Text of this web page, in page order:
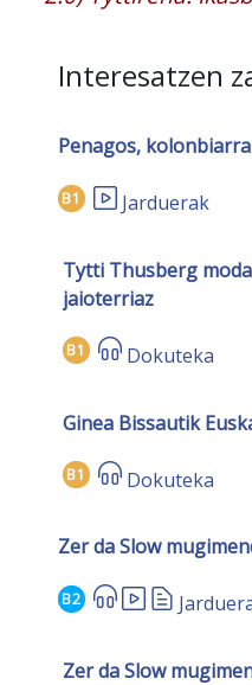
Interesatzen
Penagos,
B1 Jarduerak
Tytti Thusberg
jaioterriaz
B1 Dokuteka
Ginea Bissautik
B1 Dokuteka
Zer da Slow
B2
Zer da Slow